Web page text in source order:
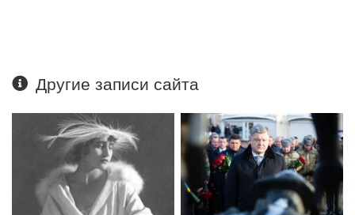
Другие записи сайта